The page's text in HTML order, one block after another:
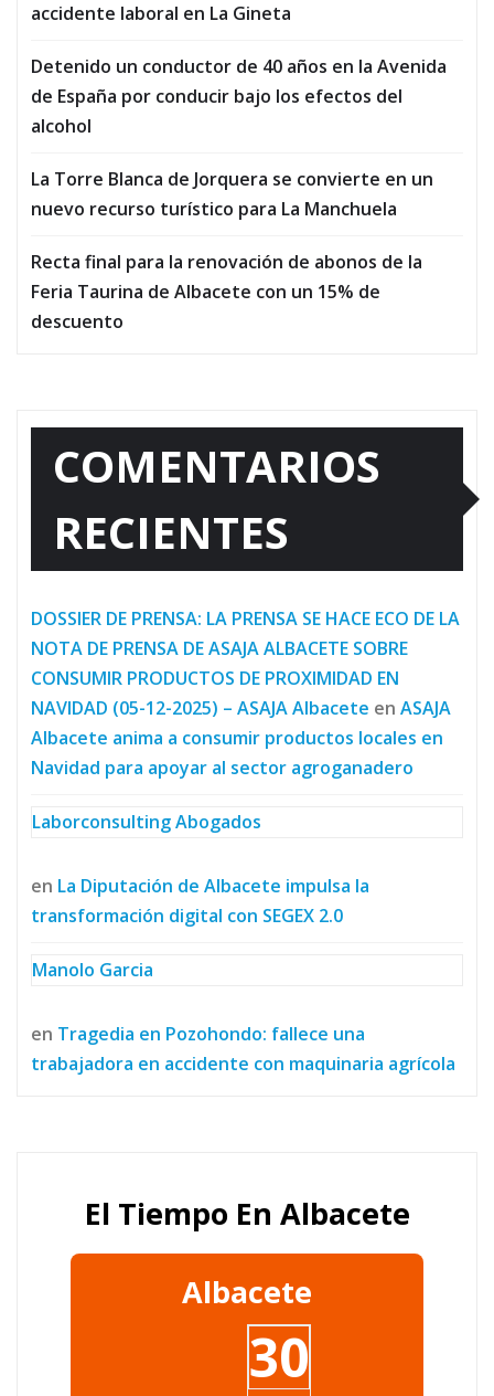
accidente laboral en La Gineta
Detenido un conductor de 40 años en la Avenida
de España por conducir bajo los efectos del
alcohol
La Torre Blanca de Jorquera se convierte en un
nuevo recurso turístico para La Manchuela
Recta final para la renovación de abonos de la
Feria Taurina de Albacete con un 15% de
descuento
COMENTARIOS
RECIENTES
DOSSIER DE PRENSA: LA PRENSA SE HACE ECO DE LA
NOTA DE PRENSA DE ASAJA ALBACETE SOBRE
CONSUMIR PRODUCTOS DE PROXIMIDAD EN
NAVIDAD (05-12-2025) – ASAJA Albacete en ASAJA
Albacete anima a consumir productos locales en
Navidad para apoyar al sector agroganadero
Laborconsulting Abogados
en La Diputación de Albacete impulsa la
transformación digital con SEGEX 2.0
Manolo Garcia
en Tragedia en Pozohondo: fallece una
trabajadora en accidente con maquinaria agrícola
El Tiempo En Albacete
Albacete
30